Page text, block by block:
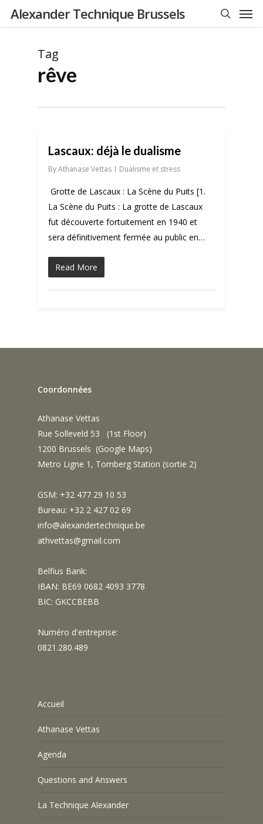
SkipAlexander Technique Brussels
Tag
rêve
Lascaux: déjà le dualisme
ByAthanase Vettas Dualisme et stress
Grotte de Lascaux : La Scène du Puits [1.
La Scène du Puits : La grotte de Lascaux
fut découverte fortuitement en 1940 et
sera définitivement fermée au public en…
Read More
0
Coordonnées
Athanase Vettas
Rue Solleveld 53 (1st Floor)
1200 Brussels (Google Maps)
Metro Ligne 1, Tomberg Station (sortie 2)
GSM: +32 477 29 10 53
Bureau: +32 2 427 02 69
info@alexandertechnique.be
athvettas@gmail.com
Belfius Bank:
IBAN: BE69 0682 4093 3778
BIC: GKCCBEBB
Numéro d'entreprise:
0821.280.489
Accueil
Athanase Vettas
Agenda
Questions and Answers
La Technique Alexander